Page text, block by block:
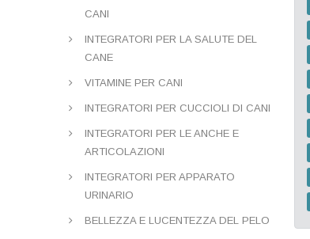
CANI
INTEGRATORI PER LA SALUTE DEL
CANE
VITAMINE PER CANI
INTEGRATORI PER CUCCIOLI DI CANI
INTEGRATORI PER LE ANCHE E
ARTICOLAZIONI
INTEGRATORI PER APPARATO
URINARIO
BELLEZZA E LUCENTEZZA DEL PELO